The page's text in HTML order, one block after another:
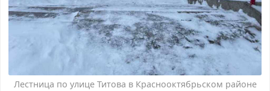
Лестница по улице Титова в Краснооктябрьском районе